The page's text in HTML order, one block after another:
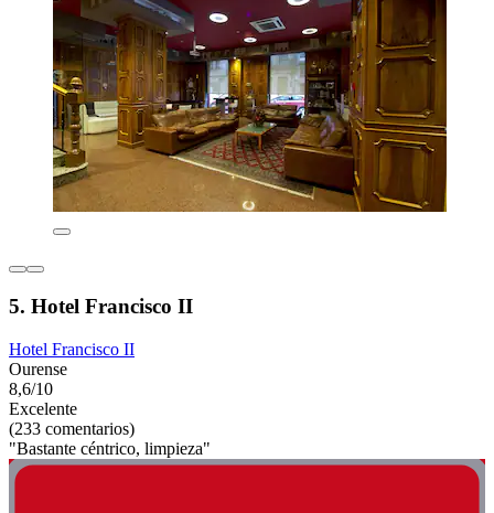
5. Hotel Francisco II
Hotel Francisco II
Ourense
8,6/10
Excelente
(233 comentarios)
"Bastante céntrico, limpieza"